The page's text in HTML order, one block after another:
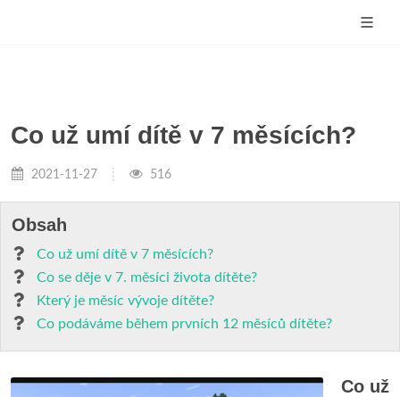
Co už umí dítě v 7 měsících?
2021-11-27 516
Obsah
Co už umí dítě v 7 měsících?
Co se děje v 7. měsíci života dítěte?
Který je měsíc vývoje dítěte?
Co podáváme během prvních 12 měsíců dítěte?
Co už